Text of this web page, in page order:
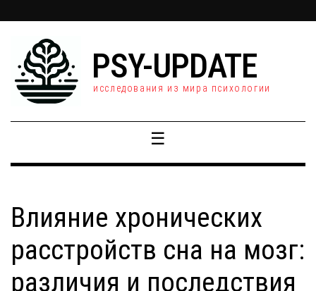
PSY-UPDATE
исследования из мира психологии
☰
Влияние хронических
расстройств сна на мозг:
различия и последствия